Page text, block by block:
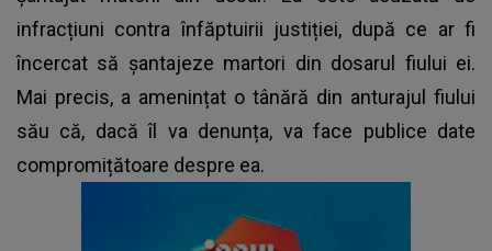
infracțiuni contra înfăptuirii justiției, după ce ar fi
încercat să șantajeze martori din dosarul fiului ei.
Mai precis, a amenințat o tânără din anturajul fiului
său că, dacă îl va denunța, va face publice date
compromițătoare despre ea.